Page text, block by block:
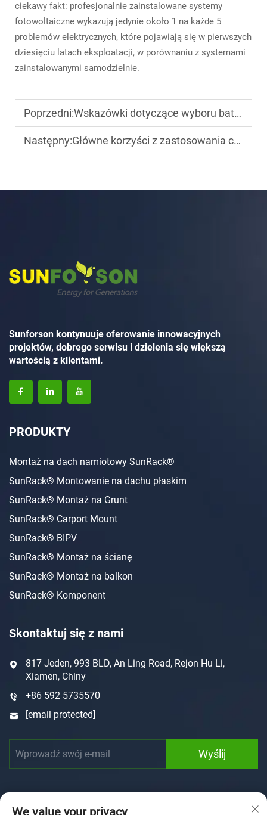
ciekawy fakt: profesjonalnie zainstalowane systemy
fotowoltaiczne wykazują jedynie około 1 na każde 5
problemów elektrycznych, które pojawiają się w pierwszych
dziesięciu latach eksploatacji, w porównaniu z systemami
zainstalowanymi samodzielnie.
Poprzedni:Wskazówki dotyczące wyboru baterii słonecznych do magazynowania energii
Następny:Główne korzyści z zastosowania carportu solarnego w obszarach komercyjnych
Sunforson kontynuuje oferowanie innowacyjnych
projektów, dobrego serwisu i dzielenia się większą
wartością z klientami.
PRODUKTY
Montaż na dach namiotowy SunRack®
SunRack® Montowanie na dachu płaskim
SunRack® Montaż na Grunt
SunRack® Carport Mount
SunRack® BIPV
SunRack® Montaż na ścianę
SunRack® Montaż na balkon
SunRack® Komponent
Skontaktuj się z nami
817 Jeden, 993 BLD, An Ling Road, Rejon Hu Li,
Xiamen, Chiny
+86 592 5735570
[email protected]
Wyślij
We value your privacy